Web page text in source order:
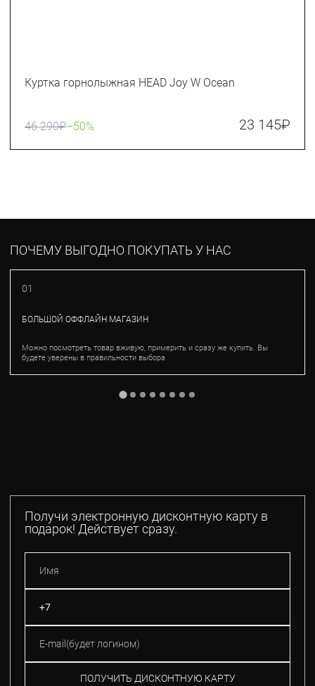
Куртка горнолыжная HEAD Joy W Ocean
46 290₽–50% 23 145₽
ПОЧЕМУ ВЫГОДНО ПОКУПАТЬ У НАС
01
БОЛЬШОЙ ОФФЛАЙН МАГАЗИН
Можно посмотреть товар вживую, примерить и сразу же купить. Вы
будете уверены в правильности выбора
Получи электронную дисконтную карту в
подарок! Действует сразу.
ПОЛУЧИТЬ ДИСКОНТНУЮ КАРТУ